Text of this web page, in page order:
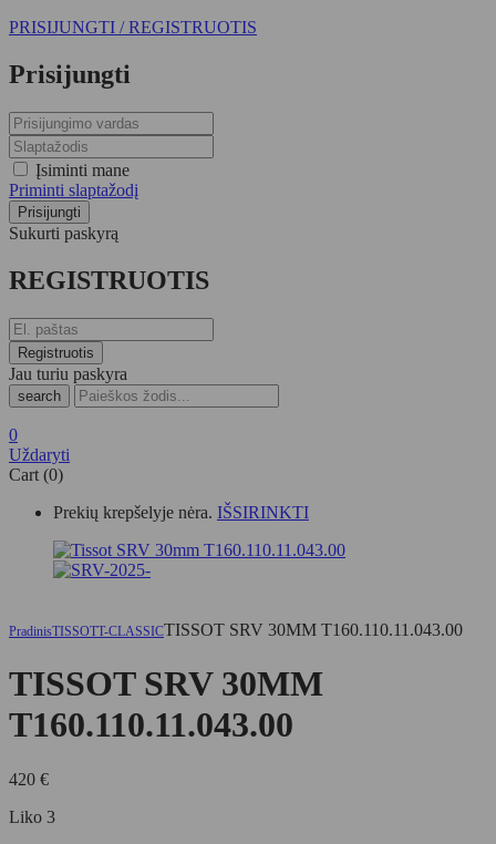
PRISIJUNGTI / REGISTRUOTIS
Prisijungti
Įsiminti mane
Priminti slaptažodį
Sukurti paskyrą
REGISTRUOTIS
Jau turiu paskyra
search
0
Uždaryti
Cart (0)
Prekių krepšelyje nėra. IŠSIRINKTI
PradinisTISSOTT-CLASSICTISSOT SRV 30MM T160.110.11.043.00
TISSOT SRV 30MM
T160.110.11.043.00
420 €
Liko 3